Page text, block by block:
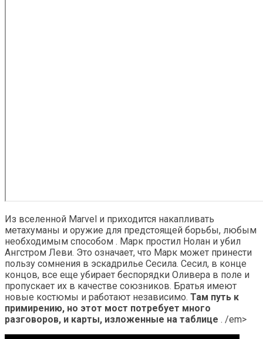
Из вселенной Marvel и приходится накапливать
метахуманы и оружие для предстоящей борьбы, любым
необходимым способом . Марк простил Нолан и убил
Ангстром Леви. Это означает, что Марк может принести
пользу сомнения в эскадрилье Сесила. Сесил, в конце
концов, все еще убирает беспорядки Оливера в поле и
пропускает их в качестве союзников. Братья имеют
новые костюмы и работают независимо. Там путь к
примирению, но этот мост потребует много
разговоров, и карты, изложенные на таблице . /em>